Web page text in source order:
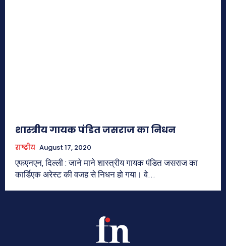
शास्त्रीय गायक पंडित जसराज का निधन
राष्ट्रीय August 17, 2020
एफएनएन, दिल्ली : जाने माने शास्त्रीय गायक पंडित जसराज का
कार्डिएक अरेस्ट की वजह से निधन हो गया। वे...